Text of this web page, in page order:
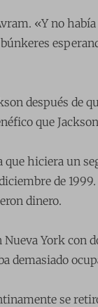
«Y no
después de
que
que hiciera un
de
dinero.
York con
demasiado
se